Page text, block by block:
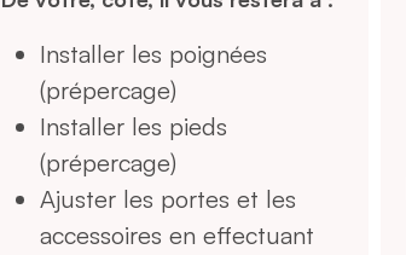
Installer les poignées
(prépercage)
Installer les pieds
(prépercage)
Ajuster les portes et les
accessoires en effectuant